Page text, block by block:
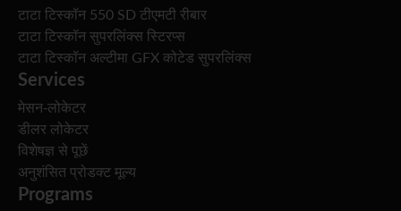
टाटा टिस्कॉन 550 SD टीएमटी रीबार
टाटा टिस्कॉन सुपरलिंक्स स्टिरप्स
टाटा टिस्कॉन अल्टीमा GFX कोटेड सुपरलिंक्स
Services
मेसन-लोकेटर
डीलर लोकेटर
विशेषज्ञ से पूछें
अनुशंसित प्रोडक्ट मूल्य
Programs